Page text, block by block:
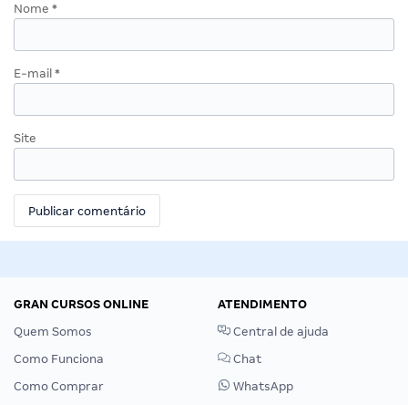
Nome *
E-mail *
Site
GRAN CURSOS ONLINE
Quem Somos
Como Funciona
Como Comprar
ATENDIMENTO
Central de ajuda
Chat
WhatsApp